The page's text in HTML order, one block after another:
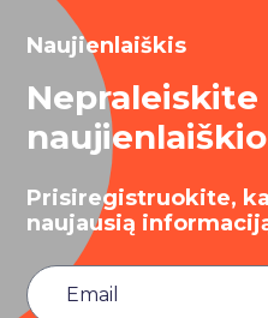
Naujienlaiškis
Nepraleiskite
naujienlaiškio
Prisiregistruokite,
naujausią